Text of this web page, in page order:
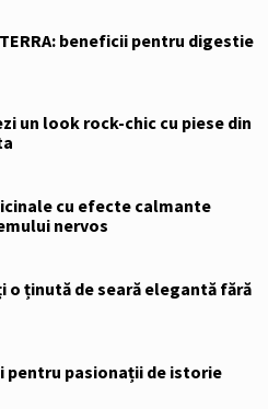
beneficii pentru digestie
un look rock-chic cu piese din
cu efecte calmante
nervos
o ținută de seară elegantă fără
pentru pasionații de istorie